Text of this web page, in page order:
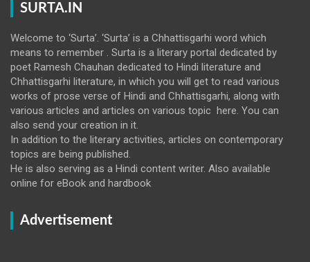
SURTA.IN
Welcome to ‘Surta’. ‘Surta’ is a Chhattisgarhi word which
means to remember . Surta is a literary portal dedicated by
poet Ramesh Chauhan dedicated to Hindi literature and
Chhattisgarhi literature, in which you will get to read various
works of prose verse of Hindi and Chhattisgarhi, along with
various articles and articles on various topic here. You can
also send your creation in it.
In addition to the literary activities, articles on contemporary
topics are being published.
He is also serving as a Hindi content writer. Also available
online for eBook and hardbook
Advertisement